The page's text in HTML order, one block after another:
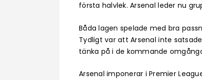
första halvlek. Arsenal leder nu
Båda lagen spelade med bra
Tydligt var att Arsenal inte
tänka på i de kommande
Arsenal imponerar i Premier